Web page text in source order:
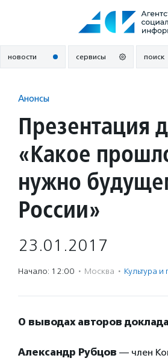
новости сервисы поиск
Анонсы
Презентация
«Какое
нужно
России»
23.01.2017
Начало: 12:00 · Москва · Культура
О выводах авторов
Александр Рубцов — член